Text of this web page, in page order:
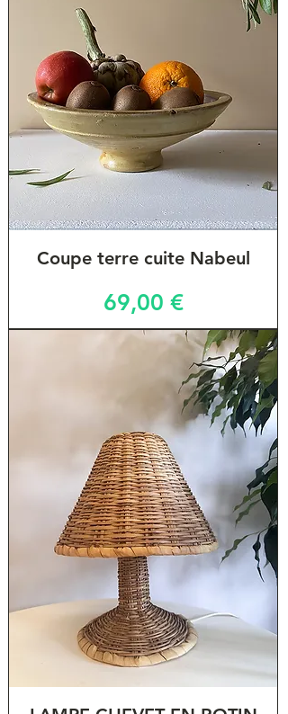
Coupe terre cuite Nabeul
Prix
69,00 €